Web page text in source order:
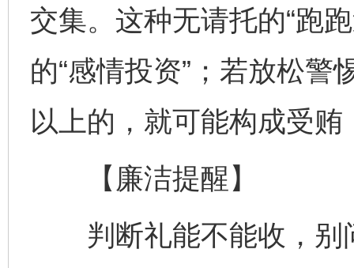
交集。这种无请托的“跑
的“感情投资”；若放松
以上的，就可能构成受
【廉洁提醒】
判断礼能不能收，别问